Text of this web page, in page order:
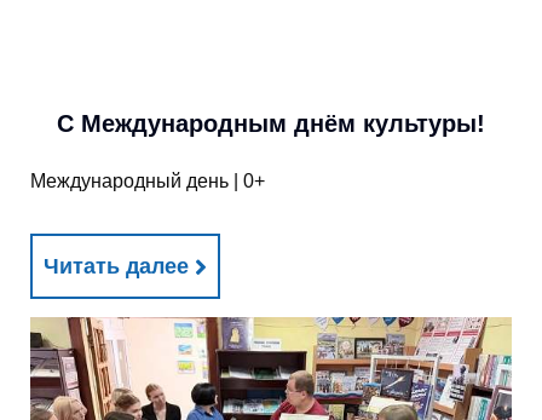
С Международным днём культуры!
Международный день | 0+
Читать далее